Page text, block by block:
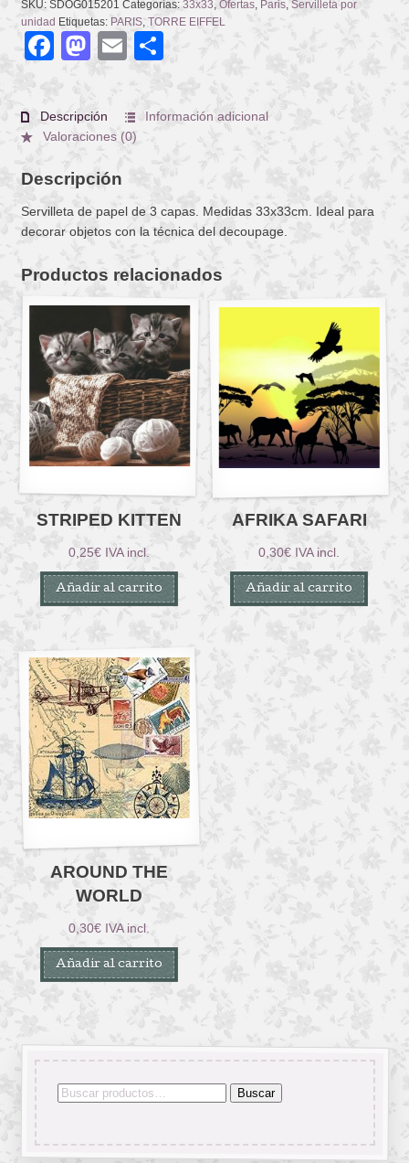
PARIS
cantidad
SKU: SDOG015201 Categorías: 33x33 Ofertas, Paris, Servilleta por
unidad Etiquetas: PARIS, TORRE EIFFEL
Facebook
Mastodon
EmailCompartir
Descripción
Información adicional
Valoraciones (0)
Descripción
Servilleta de papel de 3 capas. Medidas 33x33cm. Ideal para
decorar objetos con la técnica del decoupage.
Productos relacionados
STRIPED KITTEN
0,25€ IVA incl.
Añadir al carrito
AFRIKA SAFARI
0,30€ IVA incl.
Añadir al carrito
AROUND THE
WORLD
0,30€ IVA incl.
Añadir al carrito
Buscar
Buscar